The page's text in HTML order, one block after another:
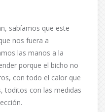
sabíamos que este
nos fuera a
las manos a la
porque el bicho no
con todo el calor que
toditos con las medidas